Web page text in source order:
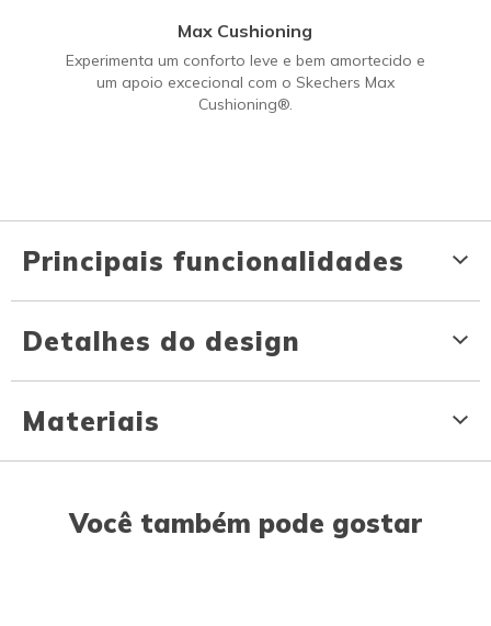
Max Cushioning
Experimenta um conforto leve e bem amortecido e
um apoio excecional com o Skechers Max
Cushioning®.
Principais funcionalidades
Detalhes do design
Materiais
Você também pode gostar